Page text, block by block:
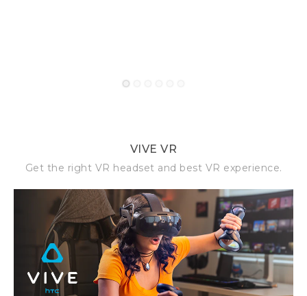
1
VIVE VR
Get the right VR headset and best VR experience.